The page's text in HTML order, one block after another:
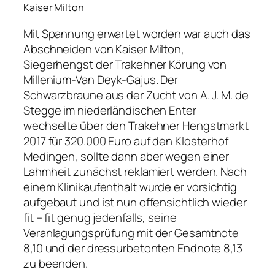
Kaiser Milton
Mit Spannung erwartet worden war auch das
Abschneiden von Kaiser Milton,
Siegerhengst der Trakehner Körung von
Millenium-Van Deyk-Gajus. Der
Schwarzbraune aus der Zucht von A. J. M. de
Stegge im niederländischen Enter
wechselte über den Trakehner Hengstmarkt
2017 für 320.000 Euro auf den Klosterhof
Medingen, sollte dann aber wegen einer
Lahmheit zunächst reklamiert werden. Nach
einem Klinikaufenthalt wurde er vorsichtig
aufgebaut und ist nun offensichtlich wieder
fit – fit genug jedenfalls, seine
Veranlagungsprüfung mit der Gesamtnote
8,10 und der dressurbetonten Endnote 8,13
zu beenden.